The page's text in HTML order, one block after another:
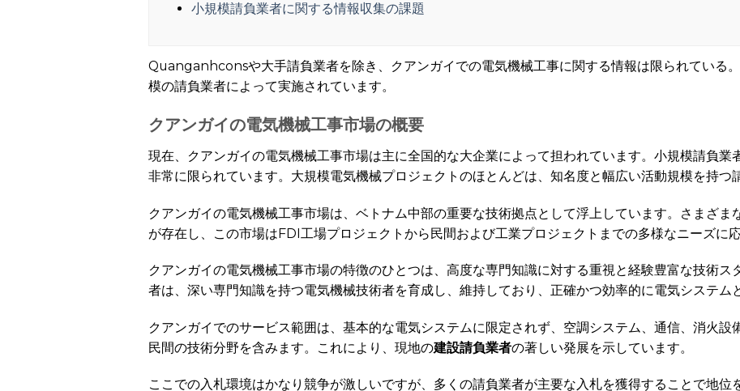
小規模請負業者に関する情報収集の課題
Quanganhconsや大手請負業者を除き、クアンガイでの電気機械工事に関する情報は限られている
模の請負業者によって実施されています。
クアンガイの電気機械工事市場の概要
現在、クアンガイの電気機械工事市場は主に全国的な大企業によって担われています。小規模請負業
非常に限られています。大規模電気機械プロジェクトのほとんどは、知名度と幅広い活動規模を持つ
クアンガイの電気機械工事市場は、ベトナム中部の重要な技術拠点として浮上しています。さまざま
が存在し、この市場はFDI工場プロジェクトから民間および工業プロジェクトまでの多様なニーズに応
クアンガイの電気機械工事市場の特徴のひとつは、高度な専門知識に対する重視と経験豊富な技術ス
者は、深い専門知識を持つ電気機械技術者を育成し、維持しており、正確かつ効率的に電気システム
クアンガイでのサービス範囲は、基本的な電気システムに限定されず、空調システム、通信、消火設
民間の技術分野を含みます。これにより、現地の建設請負業者の著しい発展を示しています。
ここでの入札環境はかなり競争が激しいですが、多くの請負業者が主要な入札を獲得することで地位